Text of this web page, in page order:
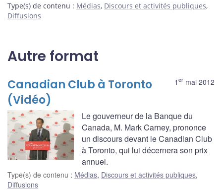
Type(s) de contenu : Médias, Discours et activités publiques,
Diffusions
Autre format
1 er mai 2012
Canadian Club à Toronto
(Vidéo)
Le gouverneur de la Banque du
Canada, M. Mark Carney, prononce
un discours devant le Canadian Club
à Toronto, qui lui décernera son prix
annuel.
Type(s) de contenu : Médias, Discours et activités publiques,
Diffusions